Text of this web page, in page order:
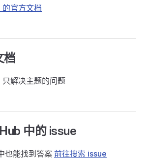
官方文档
档
解决主题的问题
中的 issue
也能找到答案 前往搜索 issue